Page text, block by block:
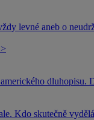
levné aneb o
dluhopisu.
Kdo skutečně